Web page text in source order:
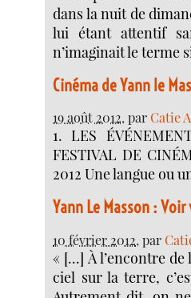
dans la nuit de
lui étant attentif
n’imaginait le terme
Cinéma de Yann le
19 août 2012, par Catie
1. LES
FESTIVAL DE
2012 Une langue ou
Yann Le Masson :
10 février 2012, par
« [...] À l’encontre
ciel sur la terre,